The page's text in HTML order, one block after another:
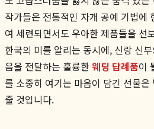
작가들은 전통적인 자개 공예 기법에
여 세련되면서도 우아한 제품들을 선
한국의 미를 알리는 동시에, 신랑 신
음을 전달하는 훌륭한웨딩 답례품이
를 소중히 여기는 마음이 담긴 선물
줄 것입니다.